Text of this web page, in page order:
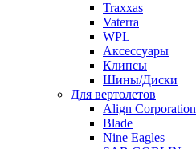
Traxxas
Vaterra
WPL
Аксессуары
Клипсы
Шины/Диски
Для вертолетов
Align Corporation
Blade
Nine Eagles